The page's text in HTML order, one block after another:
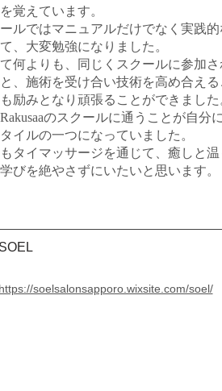
覚えています。
ルではマニュアルだけでなく実践
、大変勉強になりました。
何よりも、同じくスクールに参加
、施術を受け合い技術を高め合え
励みとなり頑張ることができました
のスクールに通うことが自分
イルの一つになっていました。
タイマッサージを通じて、癒しと
びを絶やさずにいたいと思います。
SOEL
https://soelsalonsapporo.wixsite.com/soel/